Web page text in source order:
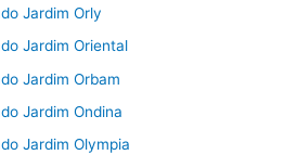
Jardim Orly
Jardim Oriental
Jardim Orbam
Jardim Ondina
Jardim Olympia